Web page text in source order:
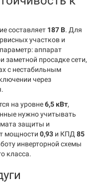
составляет 187 В. Для
участков и
аппарат
заметной просадке сети,
с нестабильным
через
на уровне6,5 кВт,
нужно учитывать
защиты и
мощности 0,93 и КПД 85
инверторной схемы
класса.